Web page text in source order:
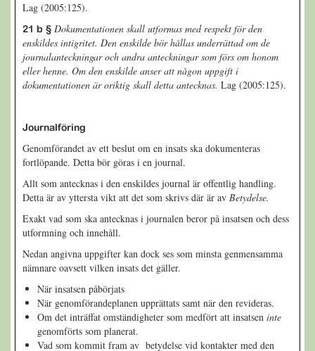
Lag (2005:125).
21 b § Dokumentationen skall utformas med respekt för den
enskildes intigritet. Den enskilde bör hållas underrättad om de
journalanteckningar och andra anteckningar som förs om honom
eller henne. Om den enskilde anser att någon uppgift i
dokumentationen är oriktig skall detta antecknas. Lag (2005:125).
Journalföring
Genomförandet av ett beslut om en insats ska dokumenteras
fortlöpande. Detta bör göras i en journal.
Allt som antecknas i den enskildes journal är offentlig handling.
Detta är av yttersta vikt att det som skrivs där är av Betydelse.
Exakt vad som ska antecknas i journalen beror på insatsen och dess
utformning och innehåll.
Nedan angivna uppgifter kan dock ses som minsta genmensamma
nämnare oavsett vilken insats det gäller.
När insatsen påbörjats
När genomförandeplanen upprättats samt när den revideras.
Om det inträffat omständigheter som medfört att insatsen inte
genomförts som planerat.
Vad som kommit fram av betydelse vid kontakter med den